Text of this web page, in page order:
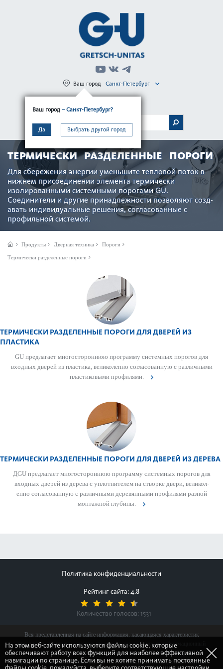
Ваш город – Санкт-Петербург?
Да Выбрать другой город
Ваш город Санкт-Петербург
МЕНЮ
ТЕРМИЧЕСКИ РАЗДЕЛЕННЫЕ ПОРОГИ
Для сбережения энергии уменьшите тепловой поток в
нижнем присо­единении элемента термически
изолированными сис­темными пор­огами GU.
Соединители и другие принадлежности позв­оляют созд­
авать индив­идуальные решения, согласованные с
профильной сис­темой.
Продукты Дверная техника Пороги
Термически разделенные пороги
ТЕРМИЧЕСКИ РАЗДЕЛЕННЫЕ ПОРОГИ ДЛЯ ДВЕРЕЙ ИЗ
ПЛАСТИКА
GU предлагает многос­тор­оннюю программу сис­темных пор­огов для
входных дверей из пла­стика, велик­ол­епно согласованную с различными
пла­сти­к­овыми профи­лями.
ТЕРМИЧЕСКИ РАЗДЕЛЕННЫЕ ПОРОГИ ДЛЯ ДВЕРЕЙ ИЗ ДЕРЕВА
ДGU предлагает многос­тор­оннюю программу сис­темных пор­огов для
входных дверей из дерева с уплотнителем на створке двери, велик­ол­
епно согласованную с различными дер­евянными профи­лями разной
монтажной глубины.
Политика конфиденциальности
Рейтинг сайта: 4.8
Количество голосов: 1531
Вся представленная на сайте информация, касающаяся характеристик
продуктов, наличия на складе, стоимости товаров, носит информационный
характер и ни при каких условиях не является публичной офертой,
определяемой положениями Статьи 437(2) Гражданского кодекса Российской
На этом веб-сайте используются файлы cookie, которые
обеспечивают работу всех функций для наиболее эффективной
навигации по странице. Если вы не хотите принимать постоянные